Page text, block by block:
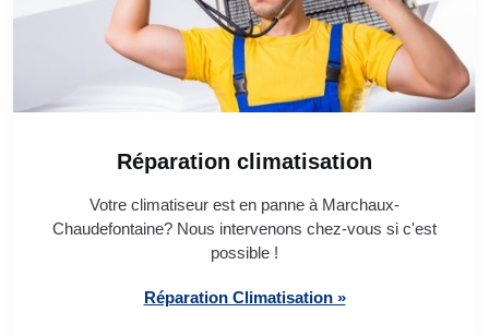
Réparation climatisation
Votre climatiseur est en panne à Marchaux-
Chaudefontaine? Nous intervenons chez-vous si c'est
possible !
Réparation Climatisation »